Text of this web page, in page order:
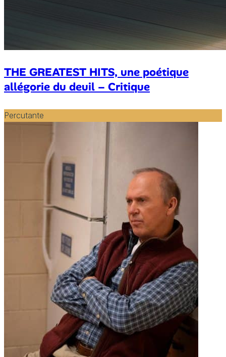
THE GREATEST HITS, une poétique
allégorie du deuil – Critique
Percutante